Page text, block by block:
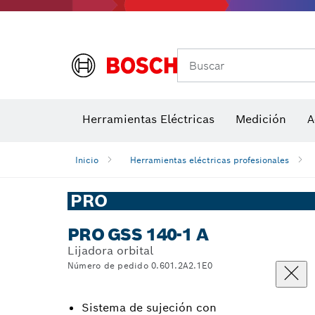
Buscar
Herramientas Eléctricas Medición
Inicio Herramientas eléctricas profesionales
PRO
PRO GSS 140-1 A
Lijadora orbital
Número de pedido 0.601.2A2.1E0
Sistema de sujeción con